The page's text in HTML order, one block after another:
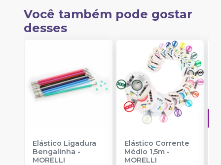
Você também pode gostar
desses
Elástico Ligadura
Bengalinha -
MORELLI
Elástico Corrente
Médio 1,5m-
MORELLI